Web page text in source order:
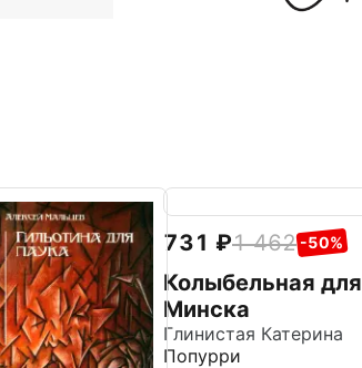
731 1 462 -50%
Колыбельная для
Минска
Глинистая Катерина
Попурри